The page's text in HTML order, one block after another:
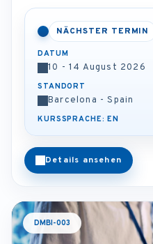
NÄCHSTER TERMIN
DATUM
10 - 14 August 2026
STANDORT
Barcelona - Spain
KURSSPRACHE: EN
Details ansehen
DMBI-003